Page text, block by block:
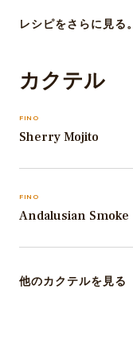
レシピをさらに見る。
カクテル
FINO
Sherry Mojito
FINO
Andalusian Smoke
他のカクテルを見る